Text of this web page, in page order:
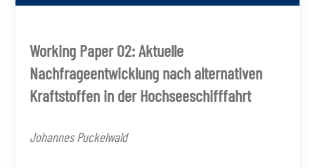
Working Paper 02: Aktuelle
Nachfrageentwicklung nach alternativen
Kraftstoffen in der Hochseeschifffahrt
Johannes Puckelwald